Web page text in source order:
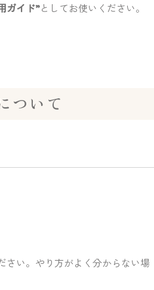
ガイド”としてお使いください。
ついて
い。やり方がよく分からない場